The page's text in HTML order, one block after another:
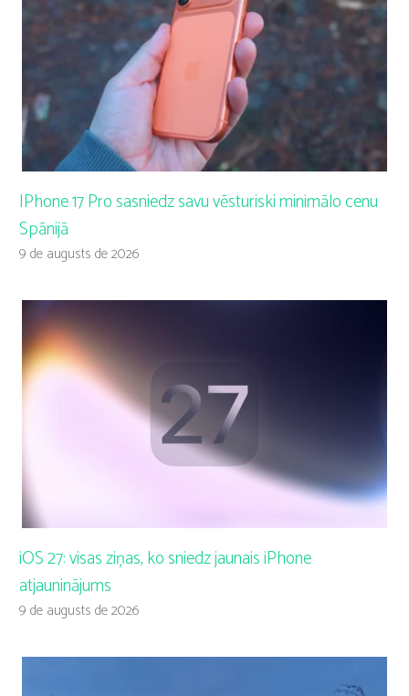
IPhone 17 Pro sasniedz savu vēsturiski minimālo cenu
Spānijā
9 de augusts de 2026
iOS 27: visas ziņas, ko sniedz jaunais iPhone
atjauninājums
9 de augusts de 2026